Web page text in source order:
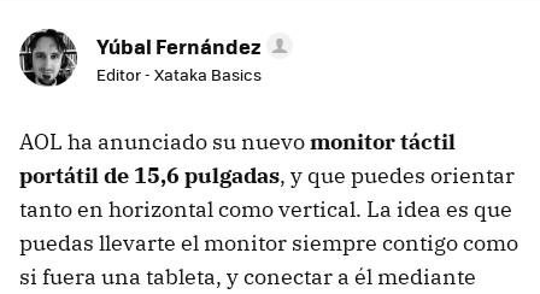
Yúbal Fernández
Editor - Xataka Basics
AOL ha anunciado su nuevomonitor táctil
portátil de 15,6 pulgadas, y que puedes orientar
tanto en horizontal como vertical. La idea es que
puedas llevarte el monitor siempre contigo como
si fuera una tableta, y conectar a él mediante